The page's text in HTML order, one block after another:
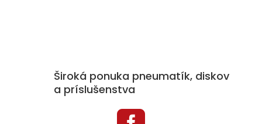
Široká ponuka pneumatík, diskov
a príslušenstva